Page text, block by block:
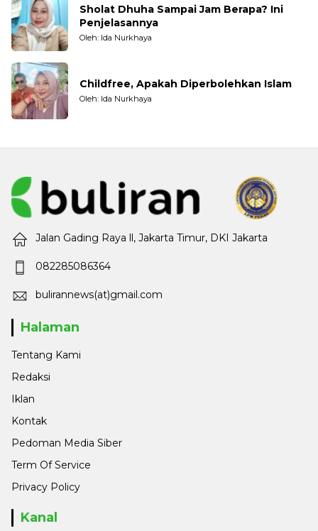
Sholat Dhuha Sampai Jam Berapa? Ini
Penjelasannya
Oleh: Ida Nurkhaya
Childfree, Apakah Diperbolehkan Islam
Oleh: Ida Nurkhaya
Jalan Gading Raya ll, Jakarta Timur, DKI Jakarta
082285086364
bulirannews(at)gmail.com
Halaman
Tentang Kami
Redaksi
Iklan
Kontak
Pedoman Media Siber
Term Of Service
Privacy Policy
Kanal